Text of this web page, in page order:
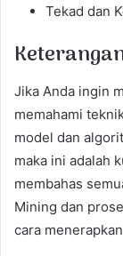
Tekad dan
Jika Anda ingin
memahami
model dan
maka ini adalah
membahas
Mining dan
cara